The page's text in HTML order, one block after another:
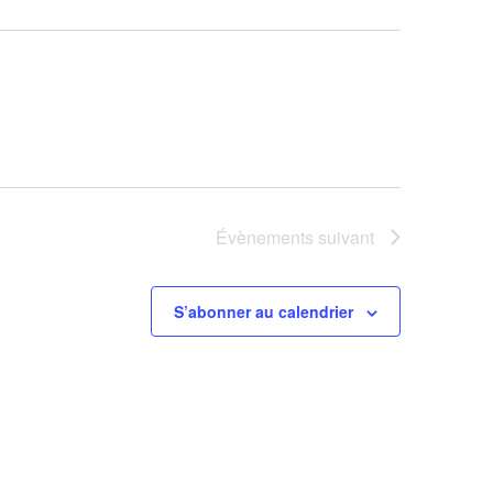
Évènements suivant
S’abonner au calendrier